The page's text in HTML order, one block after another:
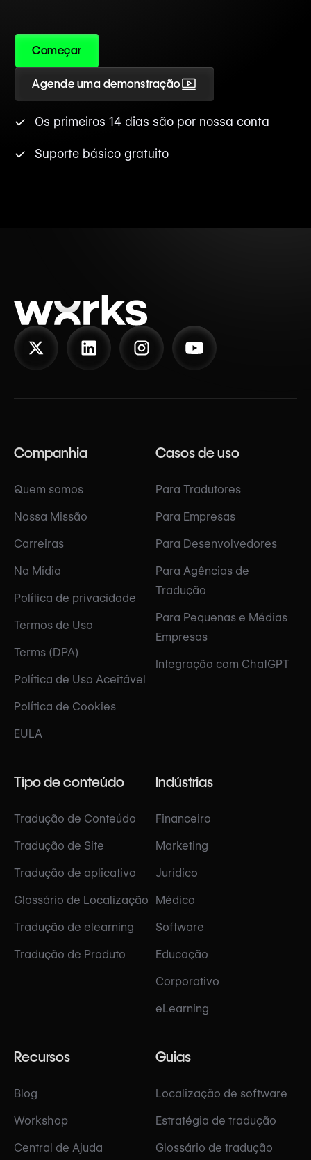
Começar
Agende uma demonstração
Os primeiros 14 dias são por nossa conta
Suporte básico gratuito
Companhia
Quem somos
Nossa Missão
Carreiras
Na Mídia
Política de privacidade
Termos de Uso
Terms (DPA)
Política de Uso Aceitável
Política de Cookies
EULA
Casos de uso
Para Tradutores
Para Empresas
Para Desenvolvedores
Para Agências de
Tradução
Para Pequenas e Médias
Empresas
Integração com ChatGPT
Tipo de conteúdo
Tradução de Conteúdo
Tradução de Site
Tradução de aplicativo
Glossário de Localização
Tradução de elearning
Tradução de Produto
Indústrias
Financeiro
Marketing
Jurídico
Médico
Software
Educação
Corporativo
eLearning
Recursos
Blog
Workshop
Central de Ajuda
Guias
Localização de software
Estratégia de tradução
Glossário de tradução